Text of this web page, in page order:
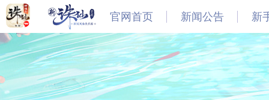
官网首页 新闻公告
最新
新闻
公告
新